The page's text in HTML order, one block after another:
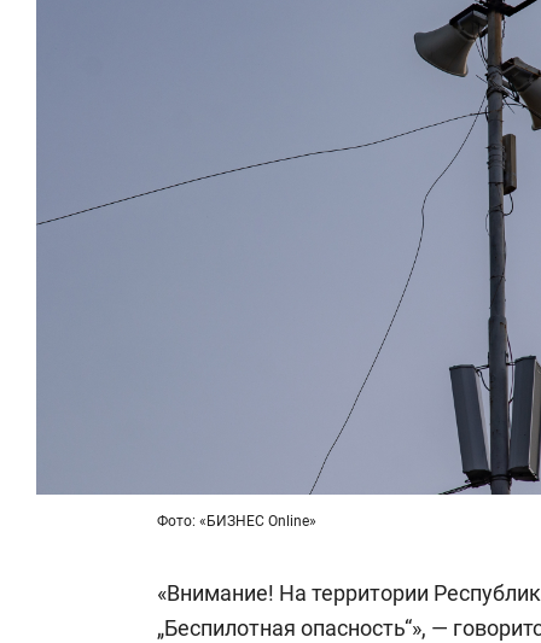
Фото: «БИЗНЕС Online»
«Внимание! На территории
„Беспилотная опасность“», —